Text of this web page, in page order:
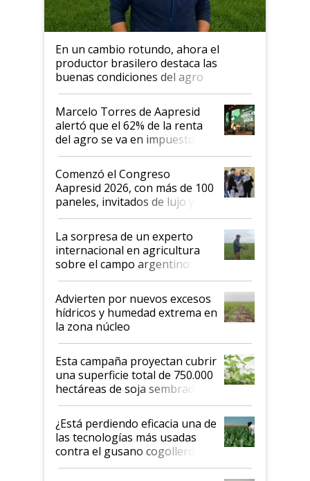
En un cambio rotundo, ahora el
productor brasilero destaca las
buenas condiciones del agro
argentino para invertir: "Los veo
más motivados"
Marcelo Torres de Aapresid
alertó que el 62% de la renta
del agro se va en impuestos:
"No es bueno que en
Argentina se sigan discutiendo
las mismas cosas de hace 50
años"
Comenzó el Congreso
Aapresid 2026, con más de 100
paneles, invitados de lujo y
todas las tendencias
La sorpresa de un experto
internacional en agricultura
sobre el campo argentino:
"Estoy muy impresionado"
Advierten por nuevos excesos
hídricos y humedad extrema en
la zona núcleo
Esta campaña proyectan cubrir
una superficie total de 750.000
hectáreas de soja sembradas
con una nueva generación de
variedades que marcan un
salto tecnológico en genética y
rendimiento
¿Está perdiendo eficacia una de
las tecnologías más usadas
contra el gusano cogollero? El
desafío de una tecnología clave